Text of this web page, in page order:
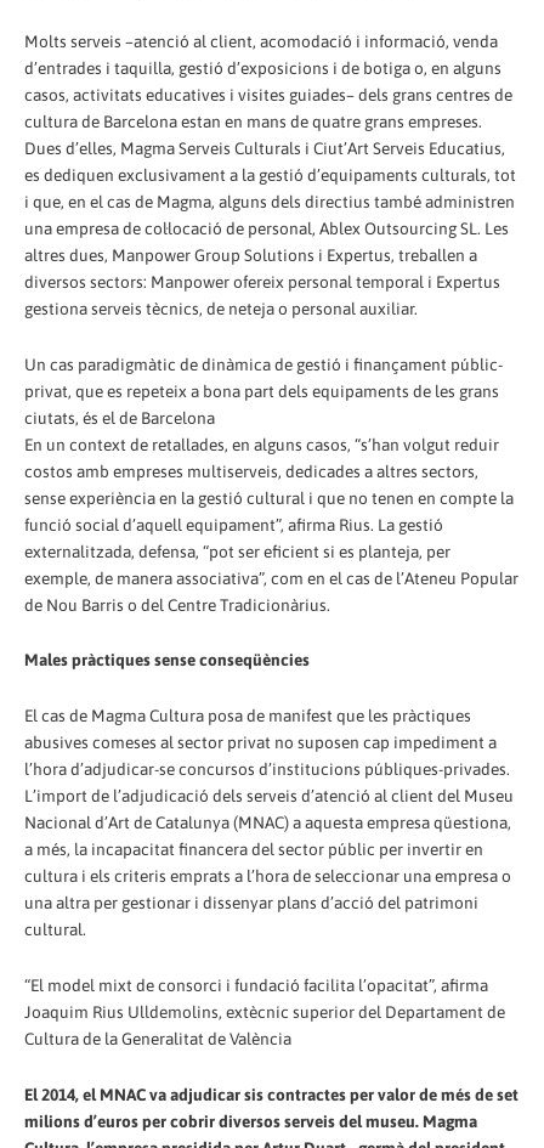
Molts serveis –atenció al client, acomodació i informació, venda
d’entrades i taquilla, gestió d’exposicions i de botiga o, en alguns
casos, activitats educatives i visites guiades– dels grans centres de
cultura de Barcelona estan en mans de quatre grans empreses.
Dues d’elles, Magma Serveis Culturals i Ciut’Art Serveis Educatius,
es dediquen exclusivament a la gestió d’equipaments culturals, tot
i que, en el cas de Magma, alguns dels directius també administren
una empresa de col·locació de personal, Ablex Outsourcing SL. Les
altres dues, Manpower Group Solutions i Expertus, treballen a
diversos sectors: Manpower ofereix personal temporal i Expertus
gestiona serveis tècnics, de neteja o personal auxiliar.
Un cas paradigmàtic de dinàmica de gestió i finançament públic-
privat, que es repeteix a bona part dels equipaments de les grans
ciutats, és el de Barcelona
En un context de retallades, en alguns casos, “s’han volgut reduir
costos amb empreses multiserveis, dedicades a altres sectors,
sense experiència en la gestió cultural i que no tenen en compte la
funció social d’aquell equipament”, afirma Rius. La gestió
externalitzada, defensa, “pot ser eficient si es planteja, per
exemple, de manera associativa”, com en el cas de l’Ateneu Popular
de Nou Barris o del Centre Tradicionàrius.
Males pràctiques sense conseqüències
El cas de Magma Cultura posa de manifest que les pràctiques
abusives comeses al sector privat no suposen cap impediment a
l’hora d’adjudicar-se concursos d’institucions públiques-privades.
L’import de l’adjudicació dels serveis d’atenció al client del Museu
Nacional d’Art de Catalunya (MNAC) a aquesta empresa qüestiona,
a més, la incapacitat financera del sector públic per invertir en
cultura i els criteris emprats a l’hora de seleccionar una empresa o
una altra per gestionar i dissenyar plans d’acció del patrimoni
cultural.
“El model mixt de consorci i fundació facilita l’opacitat”, afirma
Joaquim Rius Ulldemolins, extècnic superior del Departament de
Cultura de la Generalitat de València
El 2014, el MNAC va adjudicar sis contractes per valor de més de set
milions d’euros per cobrir diversos serveis del museu. Magma